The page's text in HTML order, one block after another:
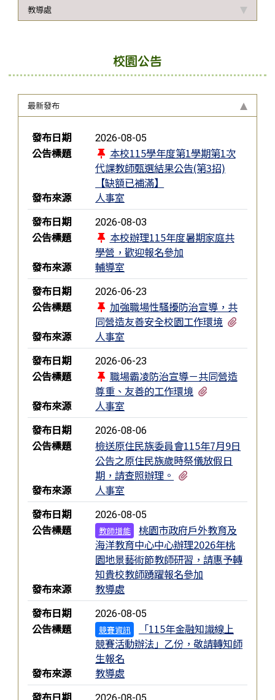
教導處
校園公告
最新發布
新聞列表
發布日期 2026-08-05
公告標題
本校115學年度第1學期第1次
代課教師甄選結果公告(第3招)
【缺額已補滿】
發布來源
人事室
發布日期
2026-08-03
公告標題
本校辦理115年度暑期家庭共
學營，歡迎報名參加
發布來源
輔導室
發布日期
2026-06-23
公告標題
加強職場性騷擾防治宣導，共
同營造友善安全校園工作環境
發布來源
人事室
發布日期
2026-06-23
公告標題
職場霸凌防治宣導－共同營造
尊重、友善的工作環境
發布來源
人事室
發布日期
2026-08-06
公告標題
檢送原住民族委員會115年7月9日
公告之原住民族歲時祭儀放假日
期，請查照辦理。
發布來源
人事室
發布日期
2026-08-05
公告標題 教師增能
桃園市政府戶外教育及
海洋教育中心中心辦理2026年桃
園地景藝術節教師研習，請惠予轉
知貴校教師踴躍報名參加
發布來源
教導處
發布日期
2026-08-05
公告標題 競賽資訊
「115年金融知識線上
競賽活動辦法」乙份，敬請轉知師
生報名
發布來源
教導處
發布日期